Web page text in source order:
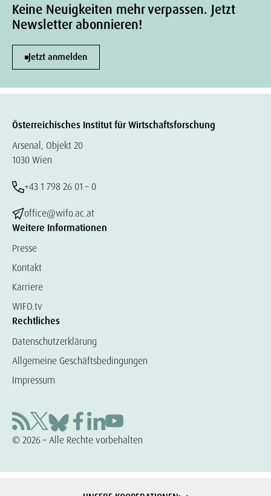
Keine Neuigkeiten mehr verpassen. Jetzt
Newsletter abonnieren!
Jetzt anmelden
Österreichisches Institut für Wirtschaftsforschung
Arsenal, Objekt 20
1030 Wien
+43 1 798 26 01 – 0
office@wifo.ac.at
Weitere Informationen
Presse
Kontakt
Karriere
WIFO.tv
Rechtliches
Datenschutzerklärung
Allgemeine Geschäftsbedingungen
Impressum
© 2026 – Alle Rechte vorbehalten